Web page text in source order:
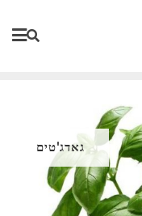
גאדג'טים